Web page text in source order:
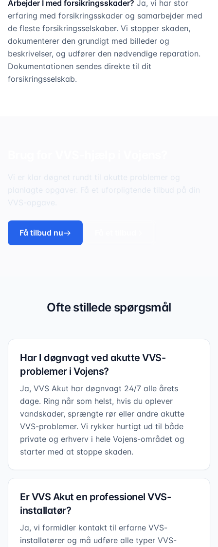
Arbejder I med forsikringsskader? Ja, vi har stor
erfaring med forsikringsskader og samarbejder med
de fleste forsikringsselskaber. Vi stopper skaden,
dokumenterer den grundigt med billeder og
beskrivelser, og udfører den nødvendige reparation.
Dokumentationen sendes direkte til dit
forsikringsselskab.
Vi er klar døgnet rundt til akutte problemer og
planlagte opgaver. Få et uforpligtende tilbud på din
VVS-opgave.
Få tilbud nu
Ofte stillede spørgsmål
Har I døgnvagt ved akutte VVS-
problemer i Vojens?
Ja, VVS Akut har døgnvagt 24/7 alle årets
dage. Ring når som helst, hvis du oplever
vandskader, sprængte rør eller andre akutte
VVS-problemer. Vi rykker hurtigt ud til både
private og erhverv i hele Vojens-området og
starter med at stoppe skaden.
Er VVS Akut en professionel VVS-
installatør?
Ja, vi formidler kontakt til erfarne VVS-
installatører og må udføre alle typer VVS-